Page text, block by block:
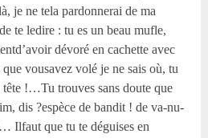
je ne tela pardonnerai de ma
te ledire : tu es un beau mufle,
dévoré en cachette avec
vousavez volé je ne sais où, tu
tête !…Tu trouves sans doute que
dis ?espèce de bandit ! de va-nu-
Ilfaut que tu te déguises en